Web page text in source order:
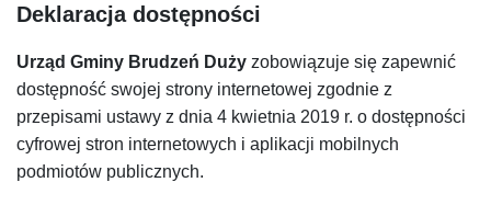
Deklaracja dostępności
Urząd Gminy Brudzeń Duży zobowiązuje się zapewnić
dostępność swojej strony internetowej zgodnie z
przepisami ustawy z dnia 4 kwietnia 2019 r. o dostępności
cyfrowej stron internetowych i aplikacji mobilnych
podmiotów publicznych.